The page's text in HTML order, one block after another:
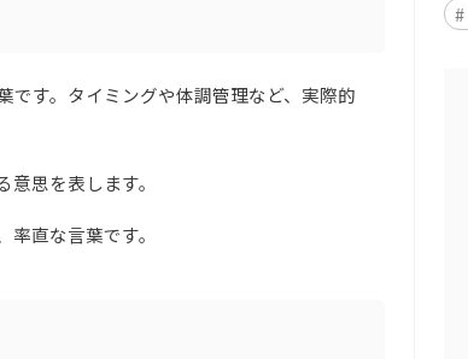
す。タイミングや体調管理など、実際的
思を表します。
直な言葉です。